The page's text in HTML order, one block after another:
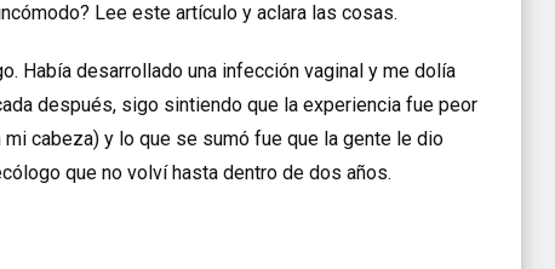
Lee este artículo y aclara las cosas.
Había desarrollado una infección vaginal y me dolía
después, sigo sintiendo que la experiencia fue peor
cabeza) y lo que se sumó fue que la gente le dio
que no volví hasta dentro de dos años.